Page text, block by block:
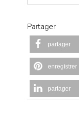
Partager
partager
enregistrer
partager